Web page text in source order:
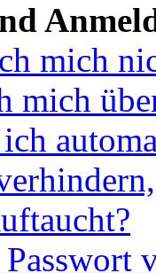
mich
mich